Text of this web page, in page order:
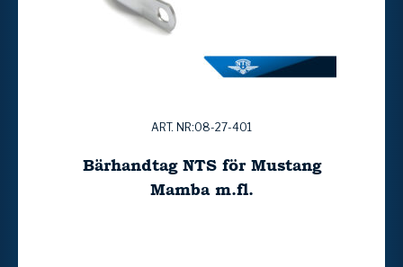
ART. NR:08-27-401
Bärhandtag NTS för Mustang
Mamba m.fl.